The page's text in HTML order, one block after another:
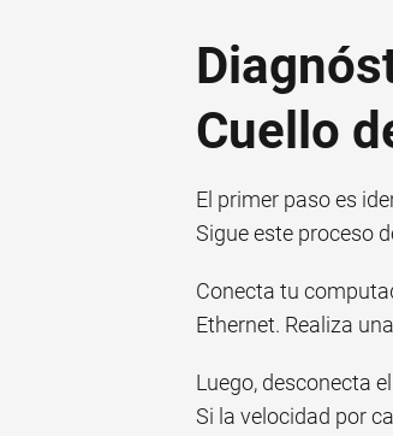
Cuello
El primer paso es
Sigue este proceso
Conecta tu
Ethernet. Realiza
Luego, desconecta
Si la velocidad por